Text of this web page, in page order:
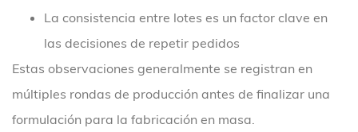
La consistencia entre lotes es un factor clave en
las decisiones de repetir pedidos
Estas observaciones generalmente se registran en
múltiples rondas de producción antes de finalizar una
formulación para la fabricación en masa.